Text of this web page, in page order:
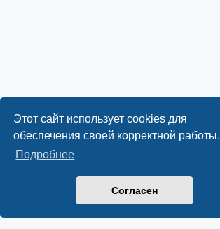
Этот сайт использует cookies для
обеспечения своей корректной работы.
Подробнее
Согласен